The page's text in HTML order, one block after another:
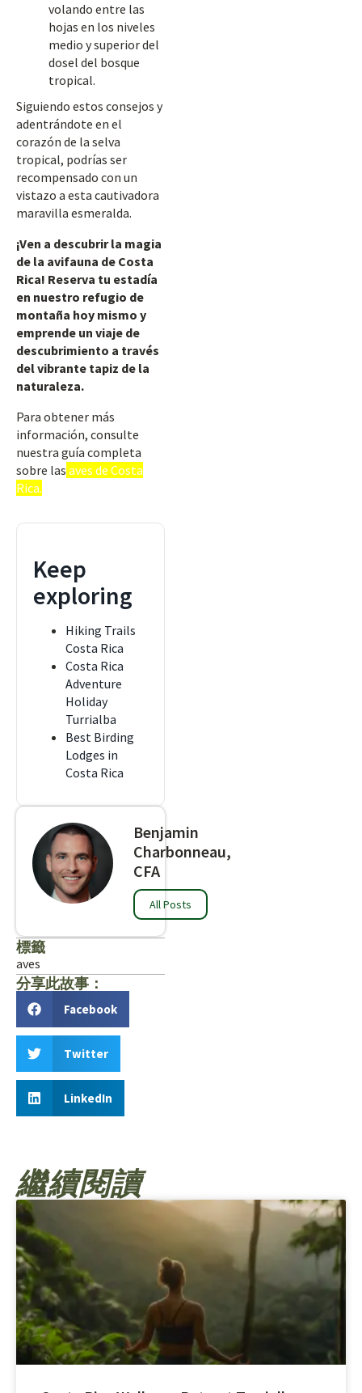
volando entre las
hojas en los niveles
medio y superior del
dosel del bosque
tropical.
Siguiendo estos consejos y
adentrándote en el
corazón de la selva
tropical, podrías ser
recompensado con un
vistazo a esta cautivadora
maravilla esmeralda.
¡Ven a descubrir la magia
de la avifauna de Costa
Rica! Reserva tu estadía
en nuestro refugio de
montaña hoy mismo y
emprende un viaje de
descubrimiento a través
del vibrante tapiz de la
naturaleza.
Para obtener más
información, consulte
nuestra guía completa
sobre las aves de Costa
Rica.
Keep
exploring
Hiking Trails
Costa Rica
Costa Rica
Adventure
Holiday
Turrialba
Best Birding
Lodges in
Costa Rica
Benjamin
Charbonneau,
CFA
All Posts
標籤
aves
分享此故事：
Facebook
Twitter
LinkedIn
繼續閱讀